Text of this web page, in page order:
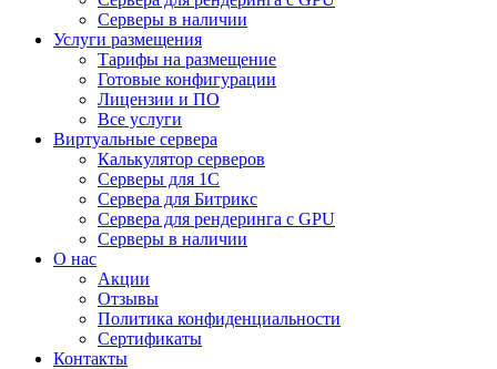
Серверы в наличии
Услуги размещения
Тарифы на размещение
Готовые конфигурации
Лицензии и ПО
Все услуги
Виртуальные сервера
Калькулятор серверов
Серверы для 1С
Сервера для Битрикс
Сервера для рендеринга с GPU
Серверы в наличии
О нас
Акции
Отзывы
Политика конфиденциальности
Сертификаты
Контакты